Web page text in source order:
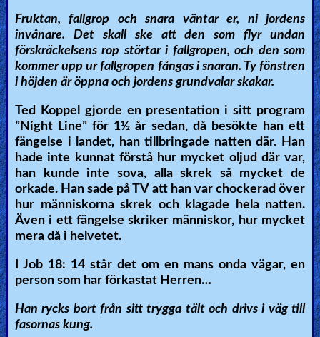
Fruktan, fallgrop och snara väntar er, ni jordens
invånare. Det skall ske att den som flyr undan
förskräckelsens rop störtar i fallgropen, och den som
kommer upp ur fallgropen fångas i snaran. Ty fönstren
i höjden är öppna och jordens grundvalar skakar.
Ted Koppel gjorde en presentation i sitt program
”Night Line” för 1½ år sedan, då besökte han ett
fängelse i landet, han tillbringade natten där. Han
hade inte kunnat förstå hur mycket oljud där var,
han kunde inte sova, alla skrek så mycket de
orkade. Han sade på TV att han var chockerad över
hur människorna skrek och klagade hela natten.
Även i ett fängelse skriker människor, hur mycket
mera då i helvetet.
I Job 18: 14 står det om en mans onda vägar, en
person som har förkastat Herren…
Han rycks bort från sitt trygga tält och drivs i väg till
fasornas kung.